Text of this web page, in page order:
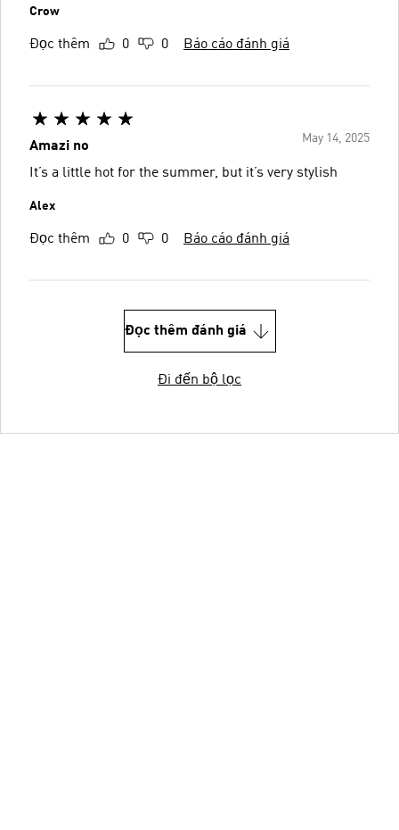
Crow
Đọc thêm 0 0 Báo cáo đánh giá
May 14, 2025
Amazi no
It’s a little hot for the summer, but it’s very stylish
Alex
Đọc thêm 0 0 Báo cáo đánh giá
Đọc thêm đánh giá
Đi đến bộ lọc